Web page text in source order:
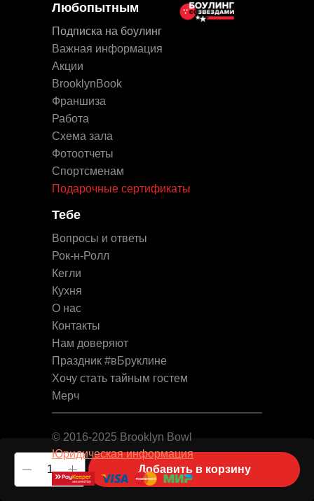
Добавить в корзину
Работа
Кегли
Спортсменам
Кухня
Фотоотчеты
Рок-н-Ролл
Схема зала
О нас
Важная информация
Мерч
Праздник #вБруклине
Нам доверяют
Контакты
Подписка на боулинг
Франшиза
Подарочные сертификаты
© 2016-2025 Brooklyn Bowl
Юридическая информация
Вопросы и ответы
Акции
Хочу стать тайным гостем
Любопытным
Тебе
BrooklynBook